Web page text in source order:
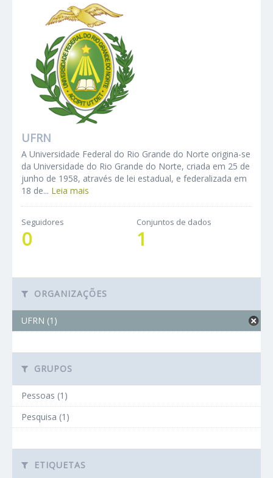
UFRN
A Universidade Federal do Rio Grande do Norte origina-se
da Universidade do Rio Grande do Norte, criada em 25 de
junho de 1958, através de lei estadual, e federalizada em
18 de... Leia mais
Seguidores
0
Conjuntos de dados
1
ORGANIZAÇÕES
UFRN (1)
GRUPOS
Pessoas (1)
Pesquisa (1)
ETIQUETAS